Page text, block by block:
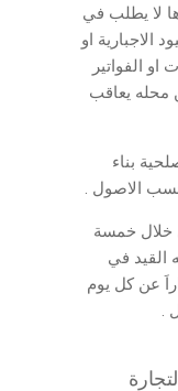
لا يطلب في
الاجبارية او
الفواتير
محله يعاقب
بناء
الاصول .
خلال خمسة
القيد في
عن كل يوم
.